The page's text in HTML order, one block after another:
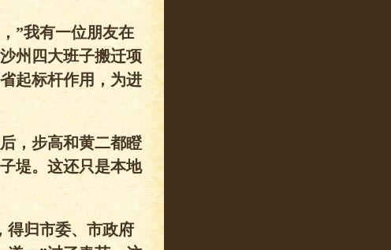
”我有一位朋友在
州四大班子搬迁项
起标杆作用，为进
，步高和黄二都瞪
堤。这还只是本地
得归市委、市政府